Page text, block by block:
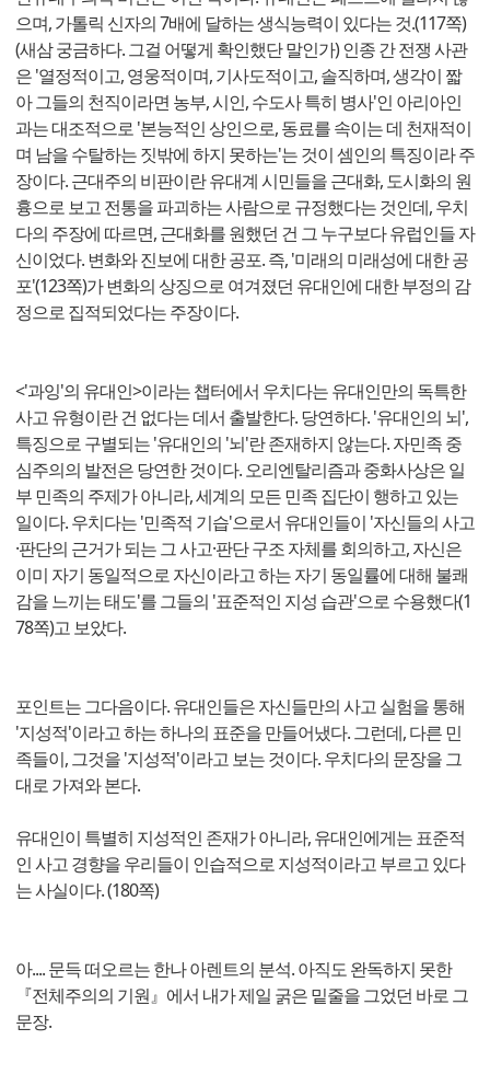
으며, 가톨릭 신자의 7배에 달하는 생식능력이 있다는 것.(117쪽)
(새삼 궁금하다. 그걸 어떻게 확인했단 말인가) 인종 간 전쟁 사관
은 '열정적이고, 영웅적이며, 기사도적이고, 솔직하며, 생각이 짧
아 그들의 천직이라면 농부, 시인, 수도사 특히 병사'인 아리아인
과는 대조적으로 '본능적인 상인으로, 동료를 속이는 데 천재적이
며 남을 수탈하는 짓밖에 하지 못하는'는 것이 셈인의 특징이라 주
장이다. 근대주의 비판이란 유대계 시민들을 근대화, 도시화의 원
흉으로 보고 전통을 파괴하는 사람으로 규정했다는 것인데, 우치
다의 주장에 따르면, 근대화를 원했던 건 그 누구보다 유럽인들 자
신이었다. 변화와 진보에 대한 공포. 즉, '미래의 미래성에 대한 공
포'(123쪽)가 변화의 상징으로 여겨졌던 유대인에 대한 부정의 감
정으로 집적되었다는 주장이다.
<'과잉'의 유대인>이라는 챕터에서 우치다는 유대인만의 독특한
사고 유형이란 건 없다는 데서 출발한다. 당연하다. '유대인의 뇌',
특징으로 구별되는 '유대인의 '뇌'란 존재하지 않는다. 자민족 중
심주의의 발전은 당연한 것이다. 오리엔탈리즘과 중화사상은 일
부 민족의 주제가 아니라, 세계의 모든 민족 집단이 행하고 있는
일이다. 우치다는 '민족적 기습'으로서 유대인들이 '자신들의 사고
·판단의 근거가 되는 그 사고·판단 구조 자체를 회의하고, 자신은
이미 자기 동일적으로 자신이라고 하는 자기 동일률에 대해 불쾌
감을 느끼는 태도'를 그들의 '표준적인 지성 습관'으로 수용했다(1
78쪽)고 보았다.
포인트는 그다음이다. 유대인들은 자신들만의 사고 실험을 통해
'지성적'이라고 하는 하나의 표준을 만들어냈다. 그런데, 다른 민
족들이, 그것을 '지성적'이라고 보는 것이다. 우치다의 문장을 그
대로 가져와 본다.
유대인이 특별히 지성적인 존재가 아니라, 유대인에게는 표준적
인 사고 경향을 우리들이 인습적으로 지성적이라고 부르고 있다
는 사실이다. (180쪽)
아.... 문득 떠오르는 한나 아렌트의 분석. 아직도 완독하지 못한
『전체주의의 기원』에서 내가 제일 굵은 밑줄을 그었던 바로 그
문장.